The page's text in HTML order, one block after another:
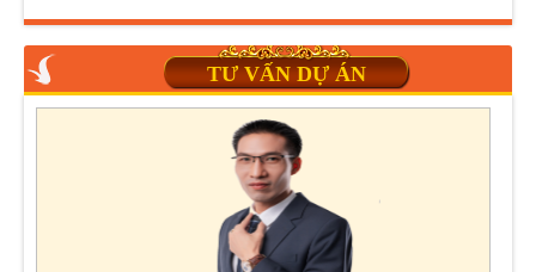
TƯ VẤN DỰ ÁN